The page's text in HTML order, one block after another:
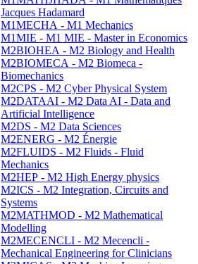
Jacques Hadamard
M1MECHA - M1 Mechanics
M1MIE - M1 MIE - Master in Economics
M2BIOHEA - M2 Biology and Health
M2BIOMECA - M2 Biomeca -
Biomechanics
M2CPS - M2 Cyber Physical System
M2DATAAI - M2 Data AI - Data and
Artificial Intelligence
M2DS - M2 Data Sciences
M2ENERG - M2 Énergie
M2FLUIDS - M2 Fluids - Fluid
Mechanics
M2HEP - M2 High Energy physics
M2ICS - M2 Integration, Circuits and
Systems
M2MATHMOD - M2 Mathematical
Modelling
M2MECENCLI - M2 Mecencli -
Mechanical Engineering for Clinicians